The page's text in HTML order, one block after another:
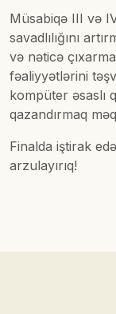
Müsabiqə III və
savadlılığını
və nəticə
fəaliyyətlərini
kompüter əsaslı
qazandırmaq
Finalda iştirak
arzulayırıq!